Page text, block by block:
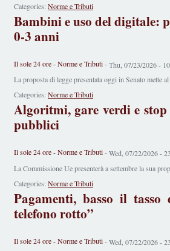
Categories: Norme e Tributi
Bambini e uso del digitale:
0-3 anni
Il sole 24 ore - Norme e Tributi-Thu, 07/23/2026 -
La proposta di legge presentata oggi in Senato mette
Categories: Norme e Tributi
Algoritmi, gare verdi e
pubblici
Il sole 24 ore - Norme e Tributi-Wed, 07/22/2026 -
La Commissione Ue presenterà a settembre la sua
Categories: Norme e Tributi
Pagamenti, basso il
telefono rotto”
Il sole 24 ore - Norme e Tributi-Wed, 07/22/2026 -